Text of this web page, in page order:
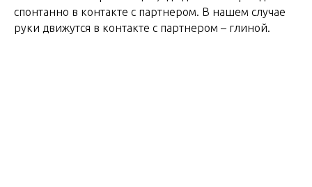
спонтанно в контакте с партнером. В нашем случае
руки движутся в контакте с партнером – глиной.